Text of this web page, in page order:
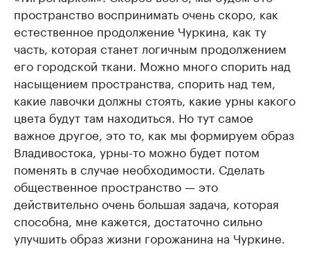
пространство воспринимать очень скоро, как
естественное продолжение Чуркина, как ту
часть, которая станет логичным продолжением
его городской ткани. Можно много спорить над
насыщением пространства, спорить над тем,
какие лавочки должны стоять, какие урны какого
цвета будут там находиться. Но тут самое
важное другое, это то, как мы формируем образ
Владивостока, урны-то можно будет потом
поменять в случае необходимости. Сделать
общественное пространство — это
действительно очень большая задача, которая
способна, мне кажется, достаточно сильно
улучшить образ жизни горожанина на Чуркине.